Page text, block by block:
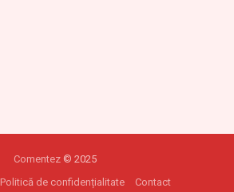
Comentez© 2025
Politică de confidențialitate Contact